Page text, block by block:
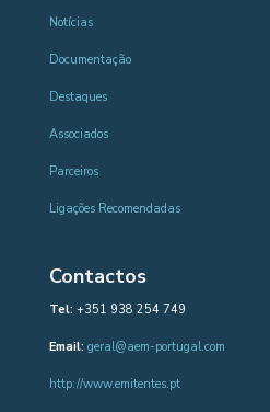
Notícias
Documentação
Destaques
Associados
Parceiros
Ligações Recomendadas
Contactos
Tel:+351 938 254 749
Email: geral@aem-portugal.com
http://www.emitentes.pt